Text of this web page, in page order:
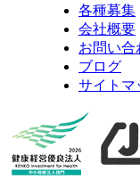
各種募集
会社概要
お問い合
ブログ
サイトマ